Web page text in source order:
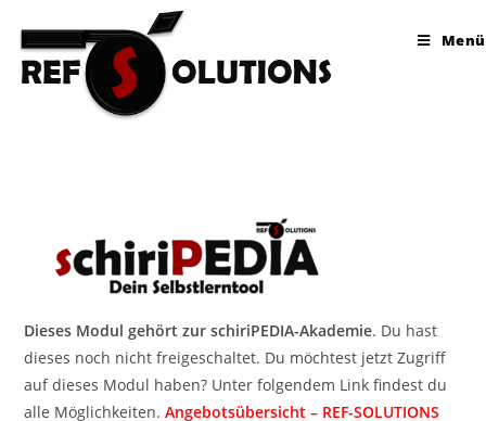
Menü
Dieses Modul gehört zur schiriPEDIA-Akademie. Du hast
dieses noch nicht freigeschaltet. Du möchtest jetzt Zugriff
auf dieses Modul haben? Unter folgendem Link findest du
alle Möglichkeiten.Angebotsübersicht – REF-SOLUTIONS